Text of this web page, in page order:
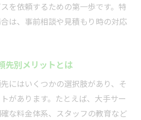
を依頼するための第一歩です。特
は、事前相談や見積もり時の対応
先別メリットとは
にはいくつかの選択肢があり、そ
があります。たとえば、大手サー
な料金体系、スタッフの教育など